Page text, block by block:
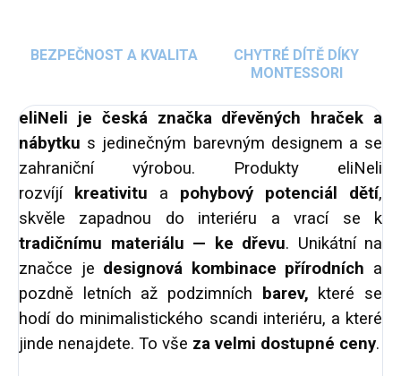
BEZPEČNOST A KVALITA
CHYTRÉ DÍTĚ DÍKY
MONTESSORI
eliNeli je česká značka dřevěných hraček a
nábytku s jedinečným barevným designem a se
zahraniční výrobou. Produkty eliNeli
rozvíjí kreativitu a pohybový potenciál dětí,
skvěle zapadnou do interiéru a vrací se k
tradičnímu materiálu — ke dřevu. Unikátní na
značce je designová kombinace přírodních a
pozdně letních až podzimních barev, které se
hodí do minimalistického scandi interiéru, a které
jinde nenajdete. To vše za velmi dostupné ceny.